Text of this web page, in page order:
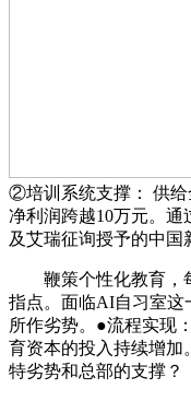
②培训系统支撑： 供给
净利润跨越10万元。
及艾瑞征询授予的中国
鞭策个性化教育，每
指点。面临AI自习室这
所作劣势。●流程实现
育资本的投入持续增加
特劣势和总部的支撑？